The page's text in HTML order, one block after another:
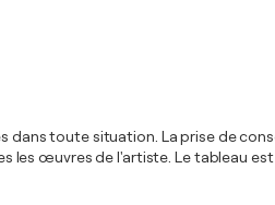
toute situation. La prise de
œuvres de l'artiste. Le tableau